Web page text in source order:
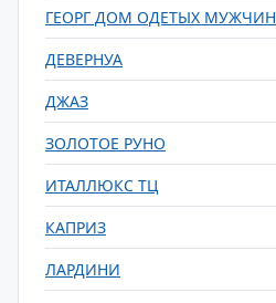
ГЕОРГ ДОМ ОДЕТЫХ МУЖЧИН
ДЕВЕРНУА
ДЖАЗ
ЗОЛОТОЕ РУНО
ИТАЛЛЮКС ТЦ
КАПРИЗ
ЛАРДИНИ